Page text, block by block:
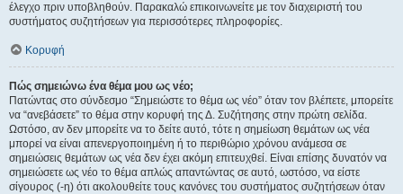
έλεγχο πριν υποβληθούν. Παρακαλώ επικοινωνείτε με τον διαχειριστή του
συστήματος συζητήσεων για περισσότερες πληροφορίες.
Κορυφή
Πώς σημειώνω ένα θέμα μου ως νέο;
Πατώντας στο σύνδεσμο “Σημειώστε το θέμα ως νέο” όταν τον βλέπετε, μπορείτε
να “ανεβάσετε” το θέμα στην κορυφή της Δ. Συζήτησης στην πρώτη σελίδα.
Ωστόσο, αν δεν μπορείτε να το δείτε αυτό, τότε η σημείωση θεμάτων ως νέα
μπορεί να είναι απενεργοποιημένη ή το περιθώριο χρόνου ανάμεσα σε
σημειώσεις θεμάτων ως νέα δεν έχει ακόμη επιτευχθεί. Είναι επίσης δυνατόν να
σημειώσετε ως νέο το θέμα απλώς απαντώντας σε αυτό, ωστόσο, να είστε
σίγουρος (-η) ότι ακολουθείτε τους κανόνες του συστήματος συζητήσεων όταν